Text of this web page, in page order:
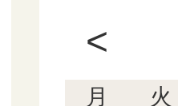
<
月 火